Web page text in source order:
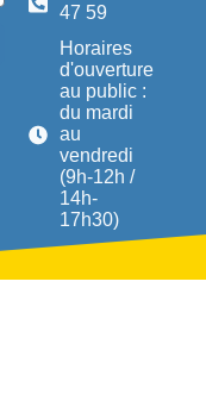
47 59
Horaires
d'ouverture
au public :
du mardi
au
vendredi
(9h-12h /
14h-
17h30)